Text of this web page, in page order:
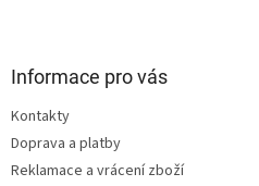
Informace pro vás
Kontakty
Doprava a platby
Reklamace a vrácení zboží